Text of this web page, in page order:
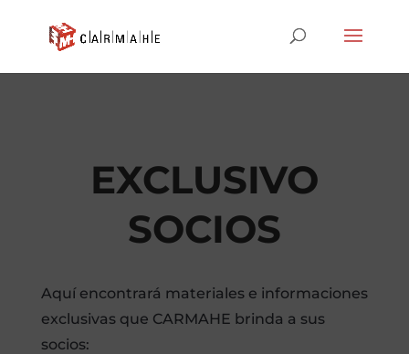
EXCLUSIVO
SOCIOS
Aquí encontrará materiales e informaciones
exclusivas que CARMAHE brinda a sus
socios: